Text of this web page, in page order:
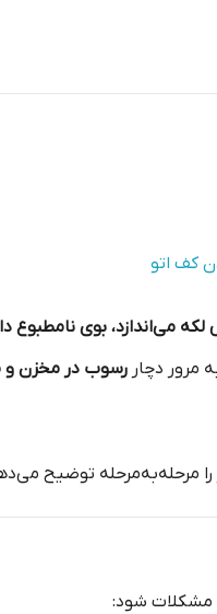
کف اتو
می‌اندازد، بوی نامطبوع
مرور دچار رسوب در مخزن و
را مرحله‌به‌مرحله توضیح
مشکلات شود: